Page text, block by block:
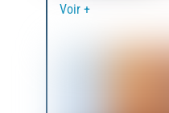
Voir +